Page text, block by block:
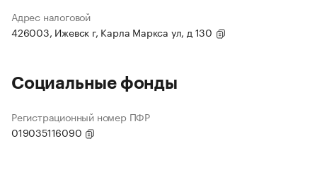
Адрес налоговой
426003, Ижевск г, Карла Маркса ул, д 130
Социальные фонды
Регистрационный номер ПФР
019035116090